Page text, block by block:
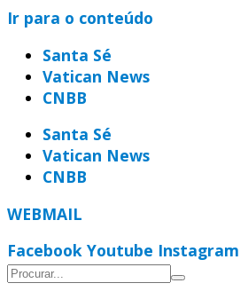
Ir para o conteúdo
Santa Sé
Vatican News
CNBB
Santa Sé
Vatican News
CNBB
WEBMAIL
Facebook Youtube Instagram